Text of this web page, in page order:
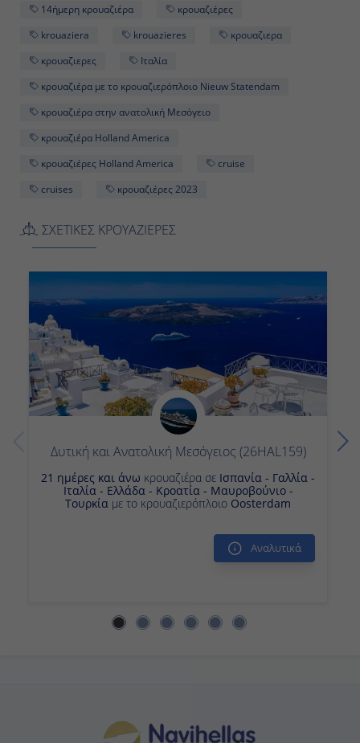
23:00
Ημέρα 13η
Σαντορίνη, Ελλάδα
07:00
23:00
Ημέρα 14η
Πειραιάς, Ελλάδα
14ήμερη κρουαζιέρα
κρουαζιέρες
krouaziera
krouazieres
κρουαζιερα
κρουαζιερες
Ιταλία
κρουαζιέρα με το κρουαζιερόπλοιο Nieuw Statendam
κρουαζιέρα στην ανατολική Μεσόγειο
κρουαζιέρα Holland America
κρουαζιέρες Holland America
cruise
cruises
κρουαζιέρες 2023
ΣΧΕΤΙΚΕΣ ΚΡΟΥΑΖΙΕΡΕΣ
Δυτική και Ανατολική Μεσόγειος (26HAL159)
21 ημέρες και άνω κρουαζιέρα σε Ισπανία - Γαλλία -
Ιταλία - Ελλάδα - Κροατία - Μαυροβούνιο -
Τουρκία με το κρουαζιερόπλοιο Oosterdam
Αναλυτικά